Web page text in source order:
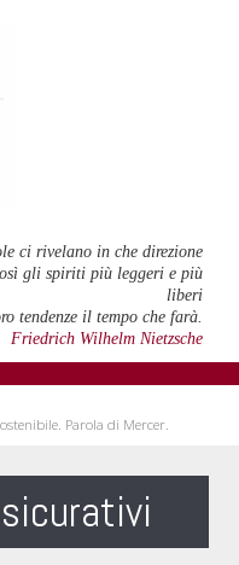
ci rivelano in che direzione
gli spiriti più leggeri e più
liberi
tendenze il tempo che farà.
Friedrich Wilhelm Nietzsche
Parola di Mercer.